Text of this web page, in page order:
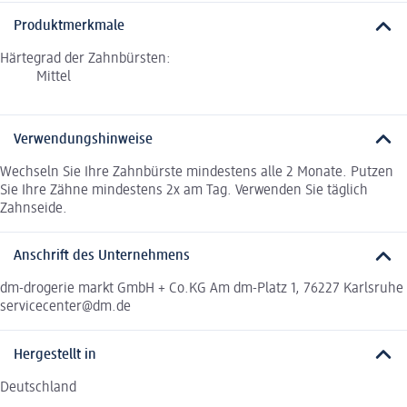
Produktmerkmale
Härtegrad der Zahnbürsten:
Mittel
Verwendungshinweise
Wechseln Sie Ihre Zahnbürste mindestens alle 2 Monate. Putzen
Sie Ihre Zähne mindestens 2x am Tag. Verwenden Sie täglich
Zahnseide.
Anschrift des Unternehmens
dm-drogerie markt GmbH + Co.KG Am dm-Platz 1, 76227 Karlsruhe
servicecenter@dm.de
Hergestellt in
Deutschland